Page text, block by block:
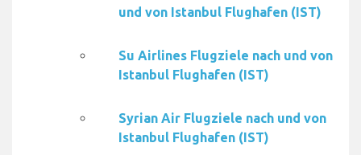
und von Istanbul Flughafen (IST)
Su Airlines Flugziele nach und von
Istanbul Flughafen (IST)
Syrian Air Flugziele nach und von
Istanbul Flughafen (IST)